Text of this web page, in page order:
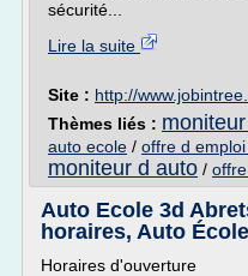
sécurité...
Lire la suite
Site : http://
Thèmes liés :
auto ecole / offre d
moniteur d auto /
Auto Ecole 3d
horaires, Auto École
Horaires d'ouverture